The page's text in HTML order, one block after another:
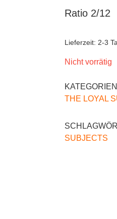
Ratio 2/12
Lieferzeit: 2-3
Nicht vorrätig
THE LOYAL
SUBJECTS